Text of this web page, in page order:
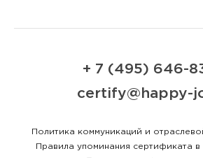
+ 7 (495) 646-
certify@happy-
Политика коммуникаций и
Правила упоминания сертификата в